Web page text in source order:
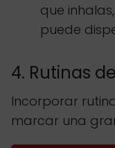
que
puede
4. Rutinas
Incorporar
marcar una